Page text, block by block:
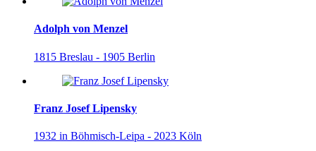
Adolph von Menzel
1815 Breslau - 1905 Berlin
Franz Josef Lipensky
1932 in Böhmisch-Leipa - 2023 Köln